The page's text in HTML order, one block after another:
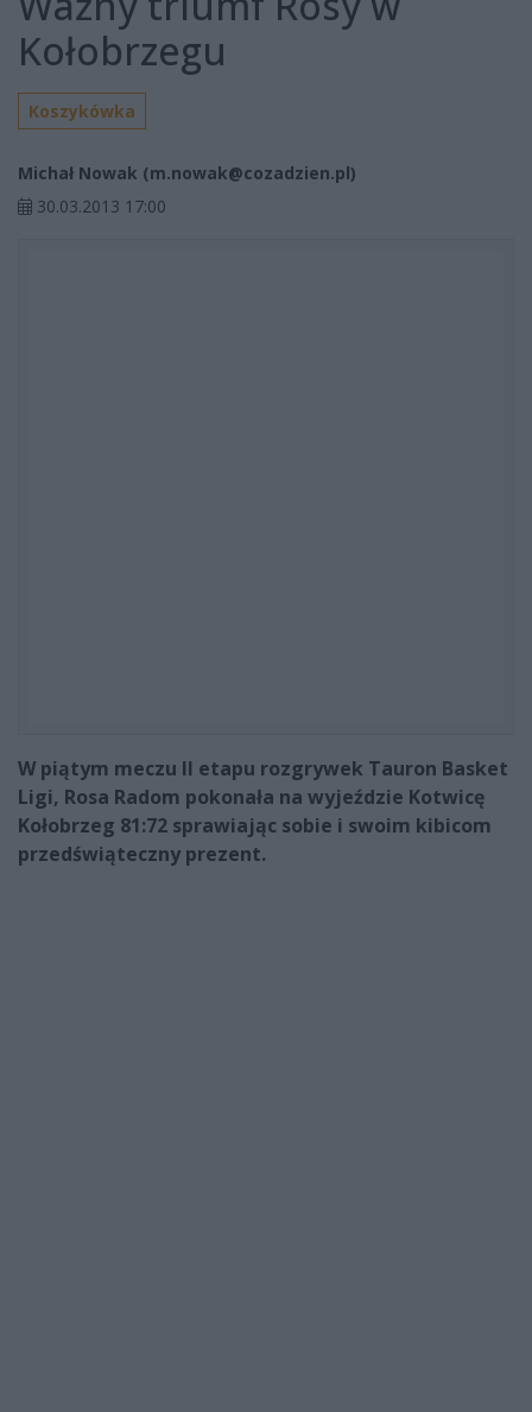
Kołobrzegu
Koszykówka
Michał Nowak (m.nowak@cozadzien.pl)
30.03.2013 17:00
W piątym meczu II etapu rozgrywek Tauron Basket
Ligi, Rosa Radom pokonała na wyjeździe Kotwicę
Kołobrzeg 81:72 sprawiając sobie i swoim kibicom
przedświąteczny prezent.